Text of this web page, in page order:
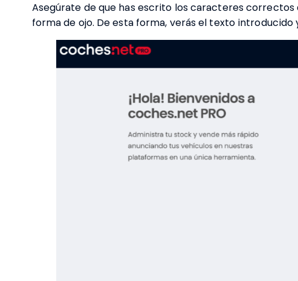
Asegúrate de que has escrito los caracteres
forma de ojo. De esta forma, verás el texto introducido